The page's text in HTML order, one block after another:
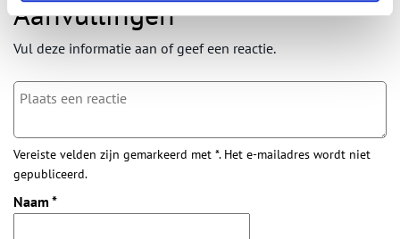
Aanvullingen
Vul deze informatie aan of geef een reactie.
Vereiste velden zijn gemarkeerd met *. Het e-mailadres wordt niet
gepubliceerd.
Naam *